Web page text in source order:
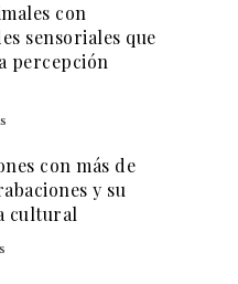
con
sensoriales que
percepción
con más de
y su
cultural